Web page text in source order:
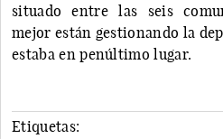
situado entre las seis
mejor están gestionando la
estaba en penúltimo lugar.
Etiquetas: